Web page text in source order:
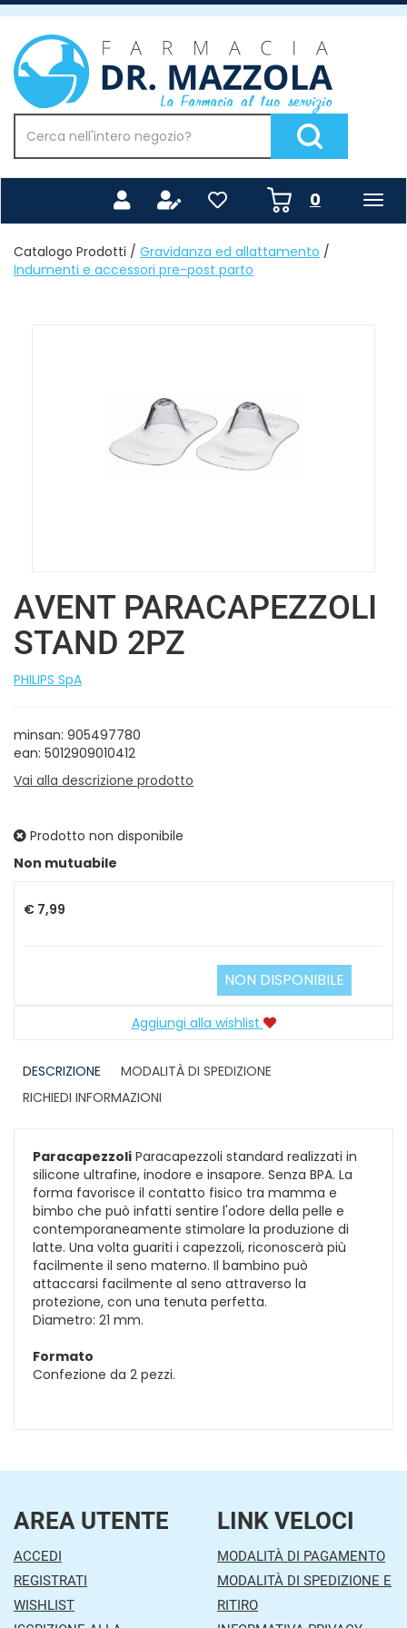
Passa
contenuto
principale
Farmacia
Mazzola
Prodotto
Cerca Prodotto
0prodotti
inseriti
Catalogo Prodotti / Gravidanza ed allattamento /
Indumenti e accessori pre-post parto
AVENT PARACAPEZZOLI
STAND 2PZ
PHILIPS SpA
minsan: 905497780
ean: 5012909010412
Vai alla descrizione prodotto
Prodotto non disponibile
Non mutuabile
Prezzo
€ 7,99
NON DISPONIBILE
Aggiungi alla wishlist
DESCRIZIONE
MODALITÀ DI SPEDIZIONE
RICHIEDI INFORMAZIONI
Paracapezzoli Paracapezzoli standard realizzati in
silicone ultrafine, inodore e insapore. Senza BPA. La
forma favorisce il contatto fisico tra mamma e
bimbo che può infatti sentire l'odore della pelle e
contemporaneamente stimolare la produzione di
latte. Una volta guariti i capezzoli, riconoscerà più
facilmente il seno materno. Il bambino può
attaccarsi facilmente al seno attraverso la
protezione, con una tenuta perfetta.
Diametro: 21 mm.
Formato
Confezione da 2 pezzi.
AREA UTENTE
ACCEDI
REGISTRATI
WISHLIST
LINK VELOCI
MODALITÀ DI PAGAMENTO
MODALITÀ DI SPEDIZIONE E
RITIRO